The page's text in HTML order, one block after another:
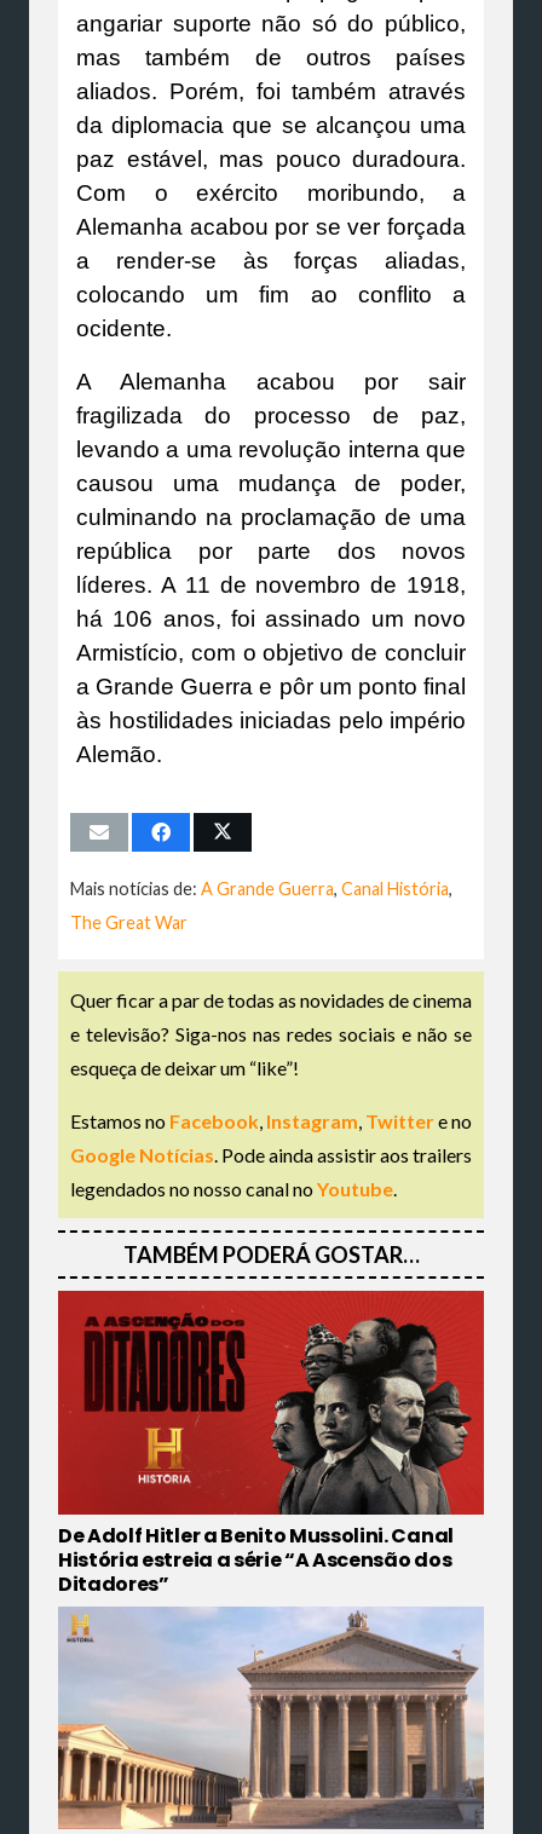
angariar suporte não só do público,
mas também de outros países
aliados. Porém, foi também através
da diplomacia que se alcançou uma
paz estável, mas pouco duradoura.
Com o exército moribundo, a
Alemanha acabou por se ver forçada
a render-se às forças aliadas,
colocando um fim ao conflito a
ocidente.
A Alemanha acabou por sair
fragilizada do processo de paz,
levando a uma revolução interna que
causou uma mudança de poder,
culminando na proclamação de uma
república por parte dos novos
líderes. A 11 de novembro de 1918,
há 106 anos, foi assinado um novo
Armistício, com o objetivo de concluir
a Grande Guerra e pôr um ponto final
às hostilidades iniciadas pelo império
Alemão.
Mais notícias de: A Grande Guerra, Canal História,
The Great War
Quer ficar a par de todas as novidades de cinema
e televisão? Siga-nos nas redes sociais e não se
esqueça de deixar um “like”!
Estamos no Facebook, Instagram, Twittere no
Google Notícias. Pode ainda assistir aos trailers
legendados no nosso canal noYoutube.
TAMBÉM PODERÁ GOSTAR…
De Adolf Hitler a Benito Mussolini. Canal
História estreia a série “A Ascensão dos
Ditadores”